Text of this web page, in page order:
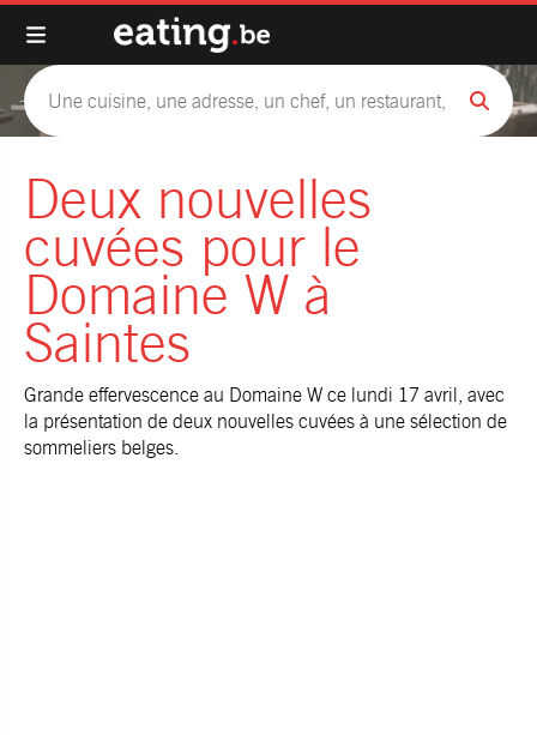
Deux nouvelles
cuvées pour le
Domaine W à
Saintes
Grande effervescence au Domaine W ce lundi 17 avril, avec
la présentation de deux nouvelles cuvées à une sélection de
sommeliers belges.